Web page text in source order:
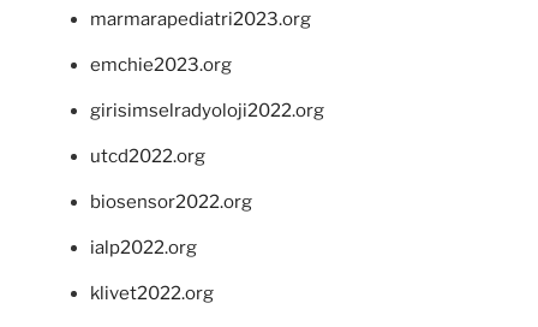
marmarapediatri2023.org
emchie2023.org
girisimselradyoloji2022.org
utcd2022.org
biosensor2022.org
ialp2022.org
klivet2022.org